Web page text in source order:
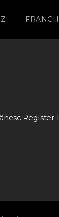
Register